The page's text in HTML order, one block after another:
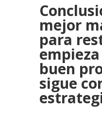
mejor
para
buen
sigue